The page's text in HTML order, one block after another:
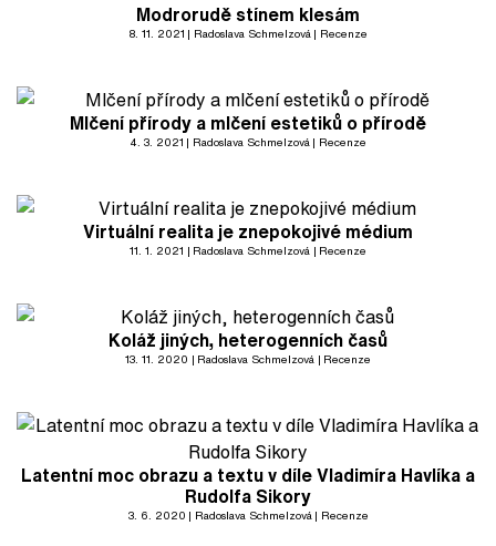
Modrorudě stínem klesám
8. 11. 2021 Radoslava Schmelzová Recenze
Mlčení přírody a mlčení estetiků o přírodě
4. 3. 2021 Radoslava Schmelzová Recenze
Virtuální realita je znepokojivé médium
11. 1. 2021 Radoslava Schmelzová Recenze
Koláž jiných, heterogenních časů
13. 11. 2020 Radoslava Schmelzová Recenze
Latentní moc obrazu a textu v díle Vladimíra Havlíka a
Rudolfa Sikory
3. 6. 2020 Radoslava Schmelzová Recenze